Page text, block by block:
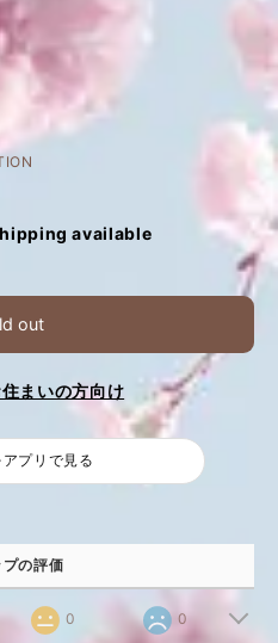
available
out
まいの方向け
プリで見る
プの評価
0 0